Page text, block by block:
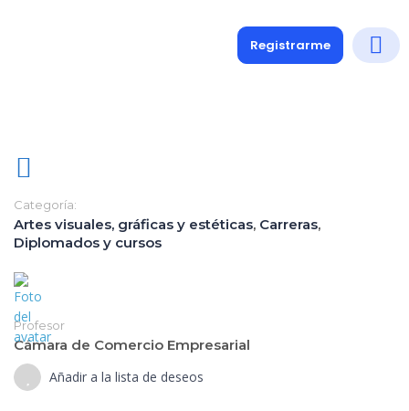
Registrarme
Categoría:
Artes visuales, gráficas y estéticas, Carreras,
Diplomados y cursos
Profesor
Cámara de Comercio Empresarial
Añadir a la lista de deseos